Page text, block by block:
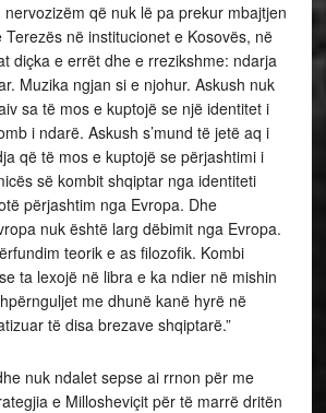
që nuk lë pa prekur mbajtjen
në institucionet e Kosovës, në
diçka e errët dhe e rrezikshme: ndarja
Muzika ngjan si e njohur. Askush nuk
sa të mos e kuptojë se një identitet i
i ndarë. Askush s’mund të jetë aq i
që të mos e kuptojë se përjashtimi i
së kombit shqiptar nga identiteti
përjashtim nga Evropa. Dhe
nuk është larg dëbimit nga Evropa.
teorik e as filozofik. Kombi
ta lexojë në libra e ka ndier në mishin
me dhunë kanë hyrë në
të disa brezave shqiptarë.”
nuk ndalet sepse ai rrnon për me
e Millosheviçit për të marrë dritën